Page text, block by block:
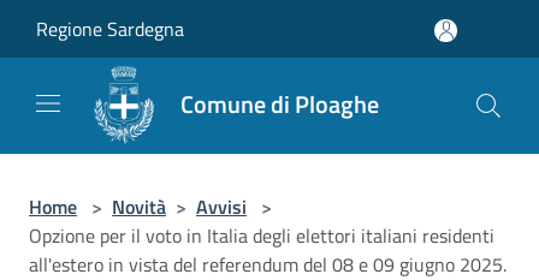
Regione Sardegna
Comune di Ploaghe
Home > Novità > Avvisi >
Opzione per il voto in Italia degli elettori italiani residenti
all'estero in vista del referendum del 08 e 09 giugno 2025.